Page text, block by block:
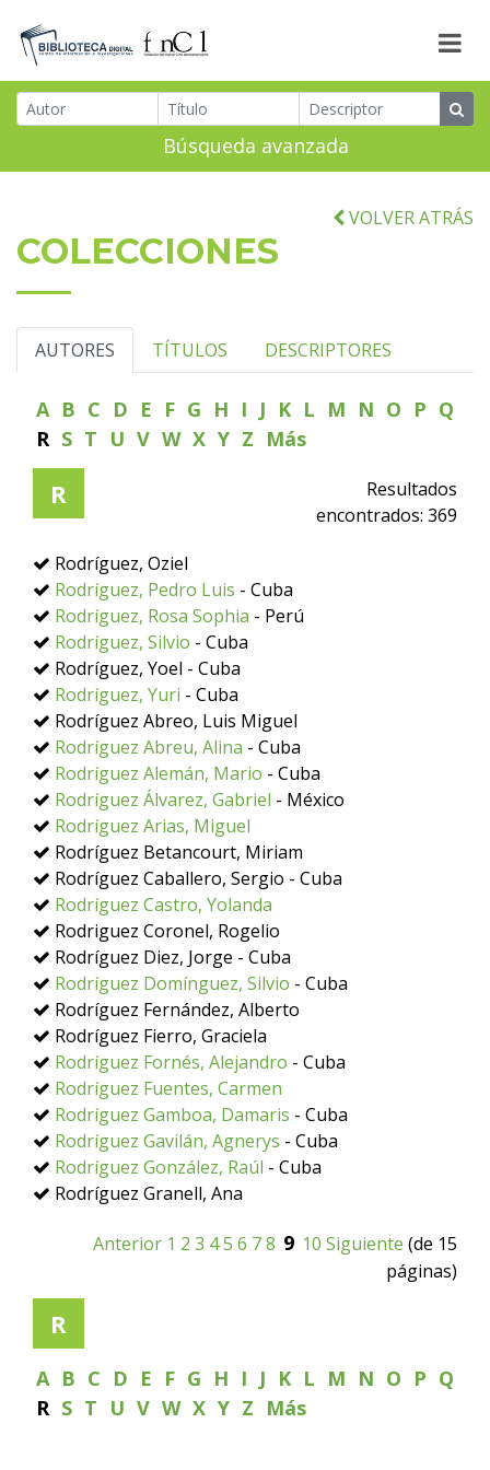
Búsqueda avanzada
VOLVER ATRÁS
COLECCIONES
AUTORES TÍTULOS DESCRIPTORES
A B C D E F G H I J K L M N O P Q
R S T U V W X Y Z Más
R
Resultados
encontrados: 369
Rodríguez, Oziel
Rodríguez, Pedro Luis - Cuba
Rodríguez, Rosa Sophia - Perú
Rodríguez, Silvio - Cuba
Rodríguez, Yoel - Cuba
Rodríguez, Yuri - Cuba
Rodríguez Abreo, Luis Miguel
Rodríguez Abreu, Alina - Cuba
Rodríguez Alemán, Mario - Cuba
Rodríguez Álvarez, Gabriel - México
Rodríguez Arias, Miguel
Rodríguez Betancourt, Miriam
Rodríguez Caballero, Sergio - Cuba
Rodríguez Castro, Yolanda
Rodriguez Coronel, Rogelio
Rodríguez Diez, Jorge - Cuba
Rodríguez Domínguez, Silvio - Cuba
Rodríguez Fernández, Alberto
Rodríguez Fierro, Graciela
Rodríguez Fornés, Alejandro - Cuba
Rodríguez Fuentes, Carmen
Rodríguez Gamboa, Damaris - Cuba
Rodríguez Gavilán, Agnerys - Cuba
Rodríguez González, Raúl - Cuba
Rodríguez Granell, Ana
Anterior 1 2 3 45 6 78 9 10 Siguiente (de 15
páginas)
R
A B C D E F G H I J K L M N O P Q
R S T U V W X Y Z Más